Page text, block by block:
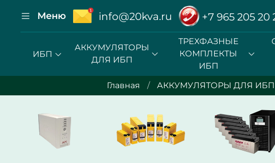
Меню info@20kva.ru +7 965 205 20
ИБП
АККУМУЛЯТОРЫ
ДЛЯ ИБП
ТРЕХФАЗНЫЕ
КОМПЛЕКТЫ
ИБП
Главная АККУМУЛЯТОРЫ ДЛЯ ИБП